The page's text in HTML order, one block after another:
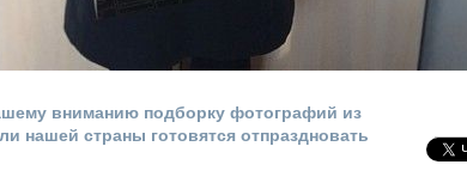
вниманию подборку фотографий из
нашей страны готовятся отпраздновать